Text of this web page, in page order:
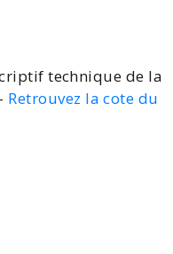
technique de la
- Retrouvez la cote du